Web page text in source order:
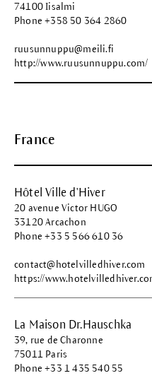
74100 Iisalmi
Phone +358 50 364 2860
ruusunnuppu@meili.fi
http://www.ruusunnuppu.com/
France
Hôtel Ville d'Hiver
20 avenue Victor HUGO
33120 Arcachon
Phone +33 5 566 610 36
contact@hotelvilledhiver.com
https://
La Maison Dr.Hauschka
39, rue de Charonne
75011 Paris
Phone +33 1 435 540 55